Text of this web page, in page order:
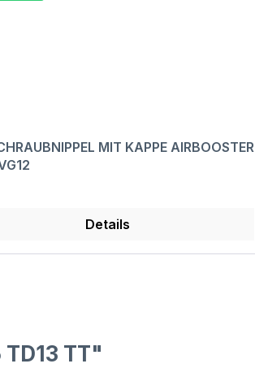
MIT KAPPE AIRBOOSTER
Details
TT"